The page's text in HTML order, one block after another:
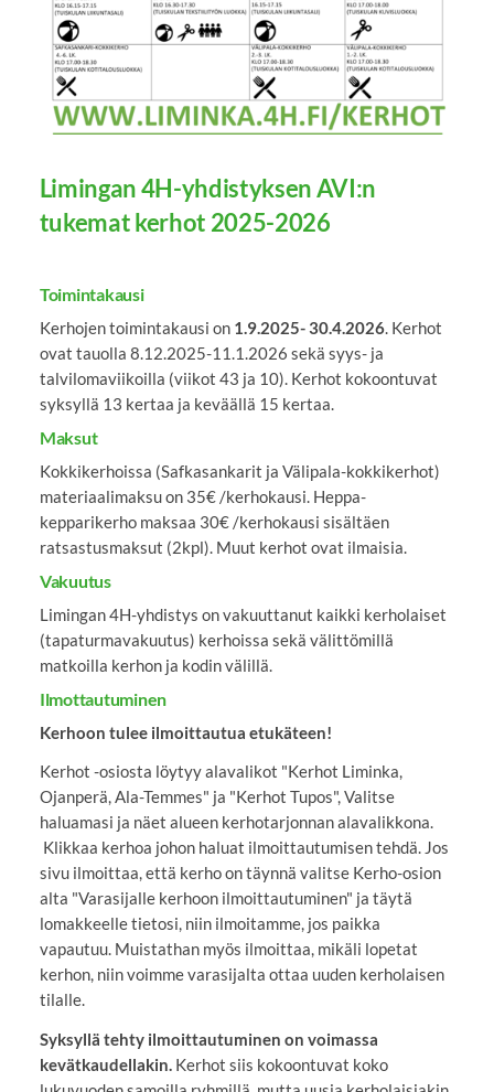
Limingan 4H-yhdistyksen AVI:n
tukemat kerhot 2025-2026
Toimintakausi
Kerhojen toimintakausi on 1.9.2025- 30.4.2026. Kerhot
ovat tauolla 8.12.2025-11.1.2026 sekä syys- ja
talvilomaviikoilla (viikot 43 ja 10). Kerhot kokoontuvat
syksyllä 13 kertaa ja keväällä 15 kertaa.
Maksut
Kokkikerhoissa (Safkasankarit ja Välipala-kokkikerhot)
materiaalimaksu on 35€ /kerhokausi. Heppa-
kepparikerho maksaa 30€ /kerhokausi sisältäen
ratsastusmaksut (2kpl). Muut kerhot ovat ilmaisia.
Vakuutus
Limingan 4H-yhdistys on vakuuttanut kaikki kerholaiset
(tapaturmavakuutus) kerhoissa sekä välittömillä
matkoilla kerhon ja kodin välillä.
Ilmottautuminen
Kerhoon tulee ilmoittautua etukäteen!
Kerhot -osiosta löytyy alavalikot "Kerhot Liminka,
Ojanperä, Ala-Temmes" ja "Kerhot Tupos", Valitse
haluamasi ja näet alueen kerhotarjonnan alavalikkona.
Klikkaa kerhoa johon haluat ilmoittautumisen tehdä. Jos
sivu ilmoittaa, että kerho on täynnä valitse Kerho-osion
alta "Varasijalle kerhoon ilmoittautuminen" ja täytä
lomakkeelle tietosi, niin ilmoitamme, jos paikka
vapautuu. Muistathan myös ilmoittaa, mikäli lopetat
kerhon, niin voimme varasijalta ottaa uuden kerholaisen
tilalle.
Syksyllä tehty ilmoittautuminen on voimassa
kevätkaudellakin.Kerhot siis kokoontuvat koko